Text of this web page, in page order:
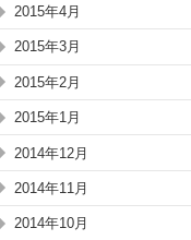
2015年4月
2015年3月
2015年2月
2015年1月
2014年12月
2014年11月
2014年10月